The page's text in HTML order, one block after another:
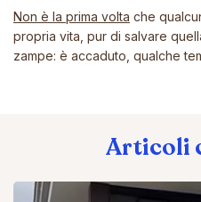
Non è la prima volta che
propria vita, pur di salvare
zampe: è accaduto, qualche
Articoli